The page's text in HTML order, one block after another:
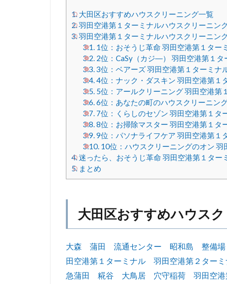
1. 大田区おすすめハウスクリーニング一覧
2.羽田空港第１ターミナルハウスクリーニン
3.羽田空港第１ターミナルハウスクリーニン
3.1.1位：おそうじ革命 羽田空港第１ター
3.2.2位：CaSy（カジ―） 羽田空港第１タ
3.3.3位：ベアーズ 羽田空港第１ターミナ
3.4.4位：ナック・ダスキン 羽田空港第１
3.5.5位：アールクリーニング 羽田空港第
3.6.6位：あなたの町のハウスクリーニン
3.7.7位：くらしのセゾン 羽田空港第１タ
3.8.8位：お掃除マスター 羽田空港第１タ
3.9.9位：パソナライフケア 羽田空港第１
3.10.10位：ハウスクリーニングのオン 羽
4.迷ったら、おそうじ革命 羽田空港第１ター
5. まとめ
大田区おすすめハウス
大森 蒲田 流通センター 昭和島 整備場
田空港第１ターミナル
羽田空港第２ター
急蒲田
糀谷 大鳥居 穴守稲荷 羽田空